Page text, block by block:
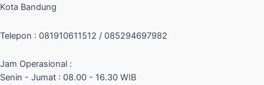
Kota Bandung
Telepon : 081910611512 / 085294697982
Jam Operasional :
Senin - Jumat : 08.00 - 16.30 WIB